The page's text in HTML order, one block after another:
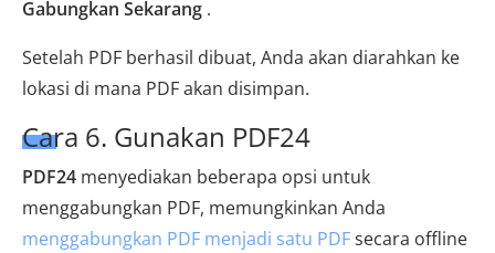
Gabungkan Sekarang .
Setelah PDF berhasil dibuat, Anda akan diarahkan ke
lokasi di mana PDF akan disimpan.
Cara 6. Gunakan PDF24
PDF24 menyediakan beberapa opsi untuk
menggabungkan PDF, memungkinkan Anda
menggabungkan PDF menjadi satu PDFsecara offline